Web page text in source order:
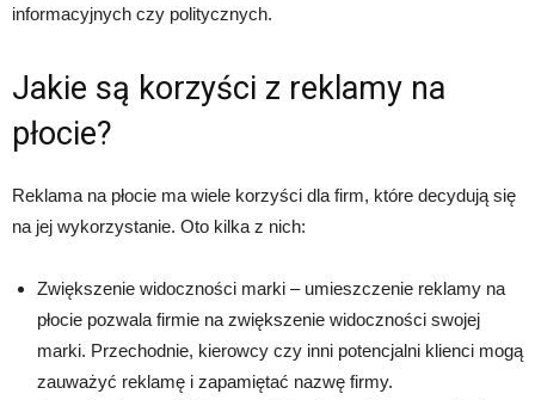
informacyjnych czy politycznych.
Jakie są korzyści z reklamy na
płocie?
Reklama na płocie ma wiele korzyści dla firm, które decydują się
na jej wykorzystanie. Oto kilka z nich:
Zwiększenie widoczności marki – umieszczenie reklamy na
płocie pozwala firmie na zwiększenie widoczności swojej
marki. Przechodnie, kierowcy czy inni potencjalni klienci mogą
zauważyć reklamę i zapamiętać nazwę firmy.